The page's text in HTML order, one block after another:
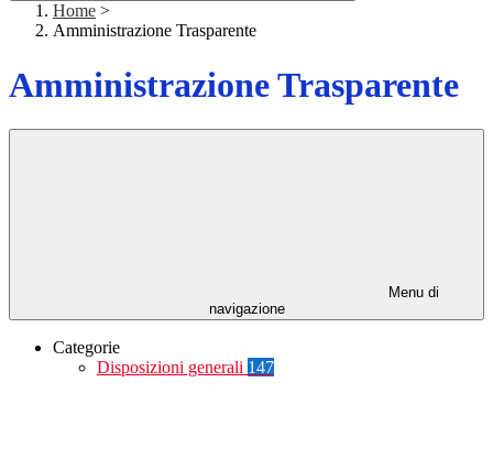
Home >
Amministrazione Trasparente
Amministrazione Trasparente
Menu di
navigazione
Categorie
Disposizioni generali 147